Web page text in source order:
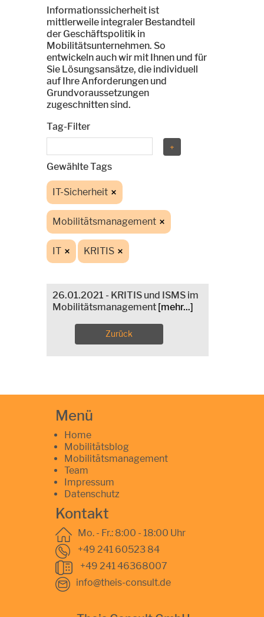
Informationssicherheit ist
mittlerweile integraler Bestandteil
der Geschäftspolitik in
Mobilitätsunternehmen. So
entwickeln auch wir mit Ihnen und für
Sie Lösungsansätze, die individuell
auf Ihre Anforderungen und
Grundvoraussetzungen
zugeschnitten sind.
Tag-Filter
Gewählte Tags
IT-Sicherheit
Mobilitätsmanagement
IT KRITIS
26.01.2021 - KRITIS und ISMS im
Mobilitätsmanagement [mehr...]
Zurück
Menü
Home
Mobilitätsblog
Mobilitätsmanagement
Team
Impressum
Datenschutz
Kontakt
Mo. - Fr.: 8:00 - 18:00 Uhr
+49 241 60523 84
+49 241 46368007
info@theis-consult.de